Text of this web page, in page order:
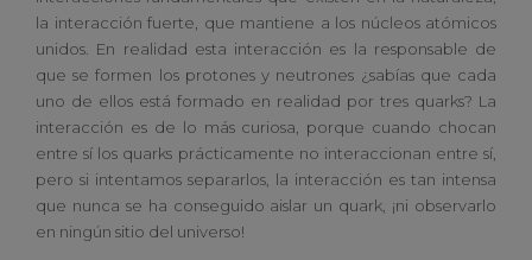
la interacción fuerte, que mantiene a los núcleos atómicos
unidos. En realidad esta interacción es la responsable de
que se formen los protones y neutrones ¿sabías que cada
uno de ellos está formado en realidad por tres quarks? La
interacción es de lo más curiosa, porque cuando chocan
entre sí los quarks prácticamente no interaccionan entre sí,
pero si intentamos separarlos, la interacción es tan intensa
que nunca se ha conseguido aislar un quark, ¡ni observarlo
en ningún sitio del universo!